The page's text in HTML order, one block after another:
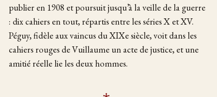
publier en 1908 et poursuit jusqu’à la veille de la guerre
: dix cahiers en tout, répartis entre les séries X et XV.
Péguy, fidèle aux vaincus du XIXe siècle, voit dans les
cahiers rouges de Vuillaume un acte de justice, et une
amitié réelle lie les deux hommes.